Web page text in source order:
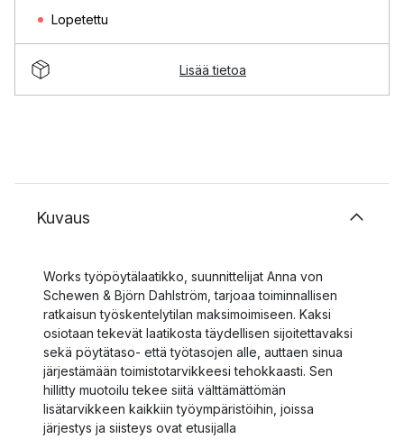
Lopetettu
Lisää tietoa
Kuvaus
Works työpöytälaatikko, suunnittelijat Anna von
Schewen & Björn Dahlström, tarjoaa toiminnallisen
ratkaisun työskentelytilan maksimoimiseen. Kaksi
osiotaan tekevät laatikosta täydellisen sijoitettavaksi
sekä pöytätaso- että työtasojen alle, auttaen sinua
järjestämään toimistotarvikkeesi tehokkaasti. Sen
hillitty muotoilu tekee siitä välttämättömän
lisätarvikkeen kaikkiin työympäristöihin, joissa
järjestys ja siisteys ovat etusijalla